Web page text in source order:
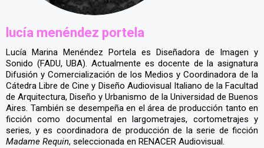
lucía menéndez portela
Lucía Marina Menéndez Portela es Diseñadora de Imagen y
Sonido (FADU, UBA). Actualmente es docente de la asignatura
Difusión y Comercialización de los Medios y Coordinadora de la
Cátedra Libre de Cine y Diseño Audiovisual Italiano de la Facultad
de Arquitectura, Diseño y Urbanismo de la Universidad de Buenos
Aires. También se desempeña en el área de producción tanto en
ficción como documental en largometrajes, cortometrajes y
series, y es coordinadora de producción de la serie de ficción
Madame Requin, seleccionada en RENACER Audiovisual.